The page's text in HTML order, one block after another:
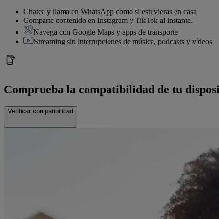
Chatea y llama en WhatsApp como si estuvieras en casa
Comparte contenido en Instagram y TikTok al instante.
Navega con Google Maps y apps de transporte
Streaming sin interrupciones de música, podcasts y vídeos
Comprueba la compatibilidad de tu
Verificar compatibilidad